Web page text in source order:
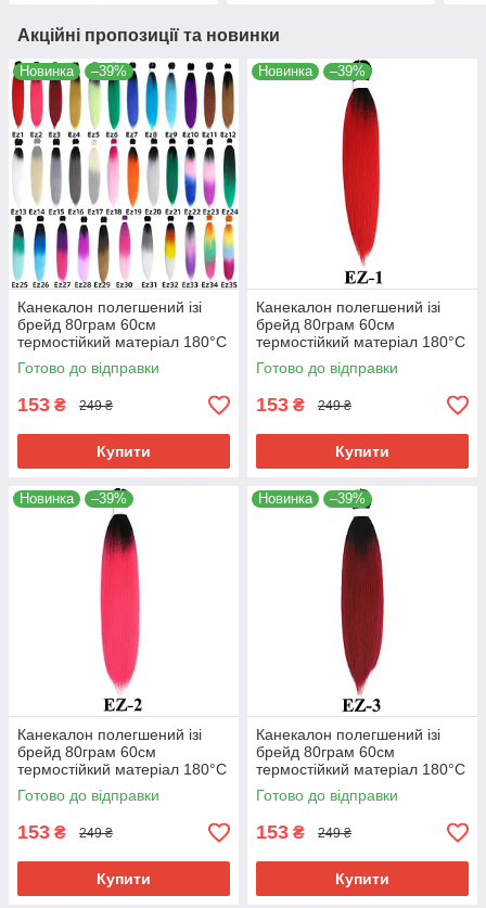
Акційні пропозиції та новинки
Новинка –39%
Канекалон полегшений ізі
брейд 80грам 60см
термостійкий матеріал 180°C
EZ хвіст омбре Easy Braid
Готово до відправки
153 ₴ 249 ₴
Купити
Новинка –39%
Канекалон полегшений ізі
брейд 80грам 60см
термостійкий матеріал 180°C
EZ-1 хвіст омбре Easy Braid
Готово до відправки
153 ₴ 249 ₴
Купити
Новинка –39%
Канекалон полегшений ізі
брейд 80грам 60см
термостійкий матеріал 180°C
EZ-2 хвіст омбре Easy Braid
Готово до відправки
153 ₴ 249 ₴
Купити
Новинка –39%
Канекалон полегшений ізі
брейд 80грам 60см
термостійкий матеріал 180°C
EZ-3 хвіст омбре Easy Braid
Готово до відправки
153 ₴ 249 ₴
Купити